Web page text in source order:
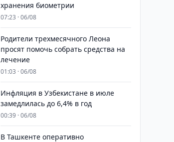
хранения биометрии
07:23 · 06/08
Родители трехмесячного Леона
просят помочь собрать средства на
лечение
01:03 · 06/08
Инфляция в Узбекистане в июле
замедлилась до 6,4% в год
00:39 · 06/08
В Ташкенте оперативно